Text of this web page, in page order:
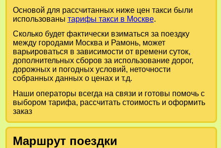
Основой для рассчитанных ниже цен такси были
использованы тарифы такси в Москве.
Сколько будет фактически взиматься за поездку
между городами Москваи Рамонь, может
варьироваться в зависимости от времени суток,
дополнительных сборов за использование дорог,
дорожных и погодных условий, неточности
собранных данных о ценах и т.д.
Наши операторы всегда на связи и готовы помочь с
выбором тарифа, рассчитать стоимость и оформить
заказ
Маршрут поездки